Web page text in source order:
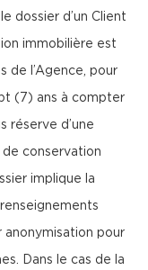
dossier d’un Client
immobilière est
de l’Agence, pour
(7) ans à compter
réserve d’une
conservation
implique la
anonymisation pour
Dans le cas de la